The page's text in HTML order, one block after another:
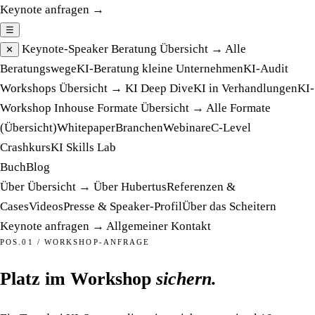
Keynote anfragen →
☰
✕
Keynote-Speaker Beratung Übersicht → Alle
BeratungswegeKI-Beratung kleine UnternehmenKI-Audit
Workshops Übersicht → KI Deep DiveKI in VerhandlungenKI-
Workshop Inhouse Formate Übersicht → Alle Formate
(Übersicht)WhitepaperBranchenWebinareC-Level
CrashkursKI Skills Lab
BuchBlog
Über Übersicht → Über HubertusReferenzen &
CasesVideosPresse & Speaker-ProfilÜber das Scheitern
Keynote anfragen → Allgemeiner Kontakt
POS.01 / WORKSHOP-ANFRAGE
Platz im Workshop sichern.